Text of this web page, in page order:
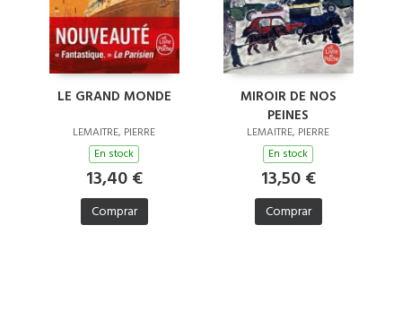
LE GRAND MONDE
LEMAITRE, PIERRE
En stock
13,40 €
Comprar
MIROIR DE NOS
PEINES
LEMAITRE, PIERRE
En stock
13,50 €
Comprar